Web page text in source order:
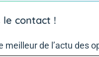
le contact !
meilleur de l’actu des